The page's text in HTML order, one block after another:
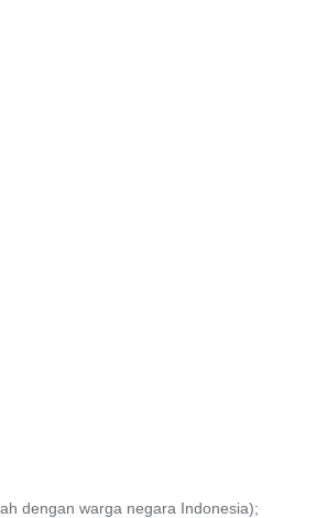
dengan warga negara Indonesia);